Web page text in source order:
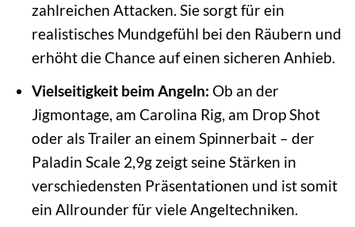
zahlreichen Attacken. Sie sorgt für ein
realistisches Mundgefühl bei den Räubern und
erhöht die Chance auf einen sicheren Anhieb.
Vielseitigkeit beim Angeln: Ob an der
Jigmontage, am Carolina Rig, am Drop Shot
oder als Trailer an einem Spinnerbait – der
Paladin Scale 2,9g zeigt seine Stärken in
verschiedensten Präsentationen und ist somit
ein Allrounder für viele Angeltechniken.